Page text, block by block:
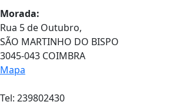
Morada:
Rua 5 de Outubro,
SÃO MARTINHO DO BISPO
3045-043 COIMBRA
Mapa
Tel: 239802430